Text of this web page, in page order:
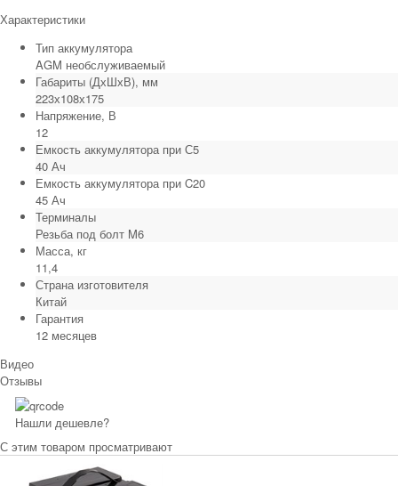
Характеристики
Тип аккумулятора
AGM необслуживаемый
Габариты (ДхШхВ), мм
223х108х175
Напряжение, В
12
Емкость аккумулятора при С5
40 Ач
Емкость аккумулятора при C20
45 Ач
Терминалы
Резьба под болт M6
Масса, кг
11,4
Страна изготовителя
Китай
Гарантия
12 месяцев
Видео
Отзывы
Нашли дешевле?
С этим товаром просматривают